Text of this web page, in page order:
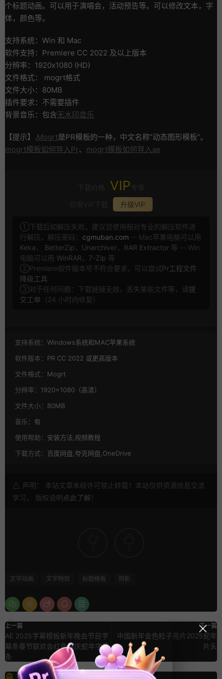
个标题动画。可以用于演唱会，活动预告等。可以修改文本，字
体，颜色等。
支持系统：Win 和 Mac
软件支持：Premiere CC 2022 及以上版本
分辨率：1920x1080 (HD)
文件格式： mogrt格式
文件大小：80MB
插件要求：不需要插件
背景音乐：包含无水印音乐
【提示】.Mogrt是PR模板的一种，中文名称”动态图形模板”。
mogrt模板如何导入Pr、 mogrt模板如何导入ae
VIP
升级VIP
①下载后如解压失败，建议您使用相对专业的解压软件进
行解压，解压密码： cgmuban.com -- Mac苹果电脑可以用
Keka ， BetterZip ， Unarchiver， RAR Extractor 等 -- Win
电脑可以用 WinRAR ， 7-Zip 等
②Premiere软件版本号不符合要求，可以尝试Pr工程文件
降级工具
③对于任何问题：下载链接无效，丢失某些文件等，请提
交工单 （24 小时内修复）
支持系统： Windows系统和MAC苹果系统
软件版本： PR CC 2022 或更高版本
文件格式： Mogrt
分辨率： 1920×1080（高清）
文件大小： 80MB
音乐： 有
使用帮助： 安装方法,视频教程
下载方式： 百度网盘,夸克网盘,OneDrive
声明： 本站文章未经许可禁止转载！本站仅供资源信息交流
学习， 版权说明点此了解 ！
文字动画 文字特效 标题模板 阴影
上一篇
AE 2025字幕模板新年晚会节目字
幕条春节联欢会红色喜庆蛇年字幕
条
下一篇
中国新年金色粒子亮片2025蛇年
片头
猜你喜欢